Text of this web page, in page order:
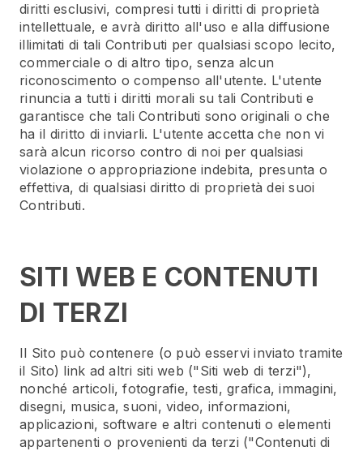
diritti esclusivi, compresi tutti i diritti di proprietà
intellettuale, e avrà diritto all'uso e alla diffusione
illimitati di tali Contributi per qualsiasi scopo lecito,
commerciale o di altro tipo, senza alcun
riconoscimento o compenso all'utente. L'utente
rinuncia a tutti i diritti morali su tali Contributi e
garantisce che tali Contributi sono originali o che
ha il diritto di inviarli. L'utente accetta che non vi
sarà alcun ricorso contro di noi per qualsiasi
violazione o appropriazione indebita, presunta o
effettiva, di qualsiasi diritto di proprietà dei suoi
Contributi.
SITI WEB E CONTENUTI
DI TERZI
Il Sito può contenere (o può esservi inviato tramite
il Sito) link ad altri siti web ("Siti web di terzi"),
nonché articoli, fotografie, testi, grafica, immagini,
disegni, musica, suoni, video, informazioni,
applicazioni, software e altri contenuti o elementi
appartenenti o provenienti da terzi ("Contenuti di